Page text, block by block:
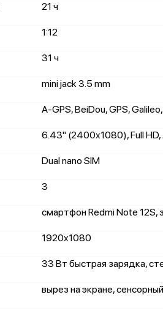
21 ч
1:12
31 ч
mini jack 3.5 mm
A-GPS, BeiDou, GPS,
6.43" (2400x1080), Full HD,
Dual nano SIM
3
смартфон Redmi Note 12S,
1920x1080
33 Вт быстрая зарядка,
вырез на экране,